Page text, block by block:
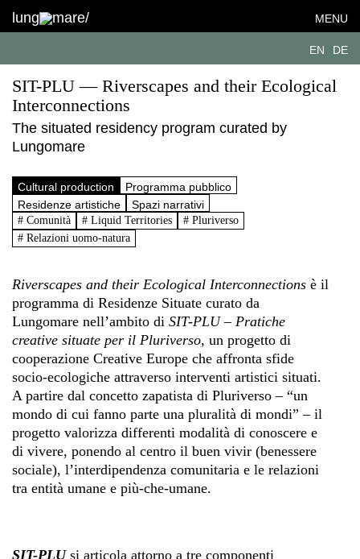
lung mare/ MENU
EN DE
SIT-PLU — Riverscapes and their Ecological
Interconnections
The situated residency program curated by
Lungomare
Cultural production
Programma pubblico
Residenze artistiche
Spazi narrativi
# Comunità # Liquid Territories
# Pluriverso
# Relazioni uomo-natura
Riverscapes and their Ecological Interconnections è il
programma di Residenze Situate curato da
Lungomare nell’ambito di SIT-PLU – Pratiche
creative situate per il Pluriverso, un progetto di
cooperazione Creative Europe che affronta sfide
socio-ecologiche attraverso interventi artistici situati.
A partire dal concetto zapatista di Pluriverso – “un
mondo di cui fanno parte una pluralità di mondi” – il
progetto valorizza differenti modalità di conoscere e
di vivere, ponendo al centro il buen vivir (benessere
sociale), l’interdipendenza comunitaria e le relazioni
tra entità umane e più-che-umane.
SIT-PLU si articola attorno a tre componenti